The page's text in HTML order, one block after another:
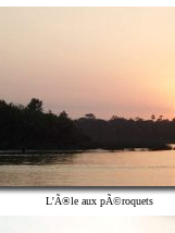
L'Ã®le aux pÃ©roquets